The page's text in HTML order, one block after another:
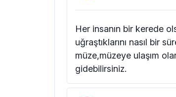
Her insanın bir kerede
uğraştıklarını nasıl bir
müze,müzeye ulaşım
gidebilirsiniz.